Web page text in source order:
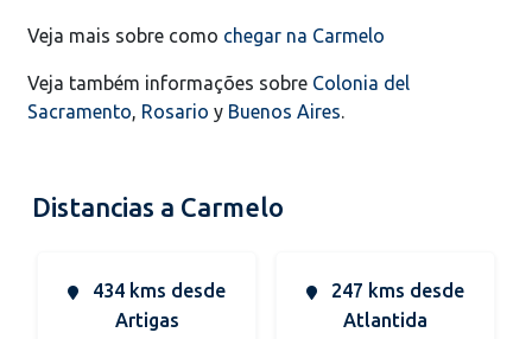
Veja mais sobre como chegar na Carmelo
Veja também informações sobre Colonia del
Sacramento, Rosario y Buenos Aires.
Distancias a Carmelo
434 kms desde
Artigas
247 kms desde
Atlantida